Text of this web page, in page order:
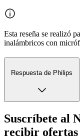
Esta reseña se realizó
inalámbricos con
Respuesta de Philips
Suscríbete al
recibir ofertas